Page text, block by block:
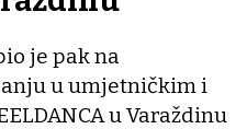
je pak na
u umjetničkim i
u Varaždinu